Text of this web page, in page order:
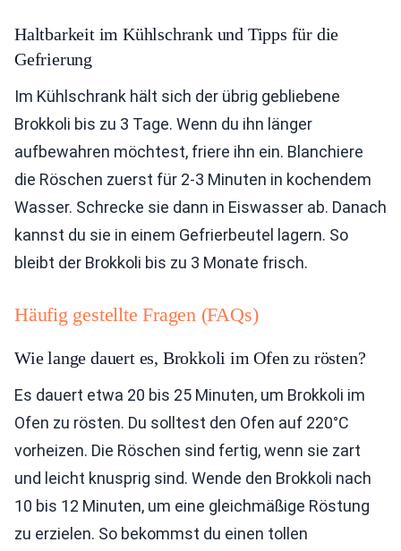
Haltbarkeit im Kühlschrank und Tipps für die
Gefrierung
Im Kühlschrank hält sich der übrig gebliebene
Brokkoli bis zu 3 Tage. Wenn du ihn länger
aufbewahren möchtest, friere ihn ein. Blanchiere
die Röschen zuerst für 2-3 Minuten in kochendem
Wasser. Schrecke sie dann in Eiswasser ab. Danach
kannst du sie in einem Gefrierbeutel lagern. So
bleibt der Brokkoli bis zu 3 Monate frisch.
Häufig gestellte Fragen (FAQs)
Wie lange dauert es, Brokkoli im Ofen zu rösten?
Es dauert etwa 20 bis 25 Minuten, um Brokkoli im
Ofen zu rösten. Du solltest den Ofen auf 220°C
vorheizen. Die Röschen sind fertig, wenn sie zart
und leicht knusprig sind. Wende den Brokkoli nach
10 bis 12 Minuten, um eine gleichmäßige Röstung
zu erzielen. So bekommst du einen tollen